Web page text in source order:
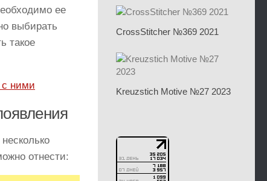
ее
выбирать
такое
отнести:
CrossStitcher №369 2021
Kreuzstich Motive №27 2023